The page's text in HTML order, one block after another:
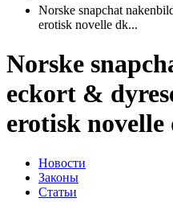
Norske snapchat
erotisk novelle dk...
Norske
eckort &
erotisk novelle
Новости
Законы
Статьи